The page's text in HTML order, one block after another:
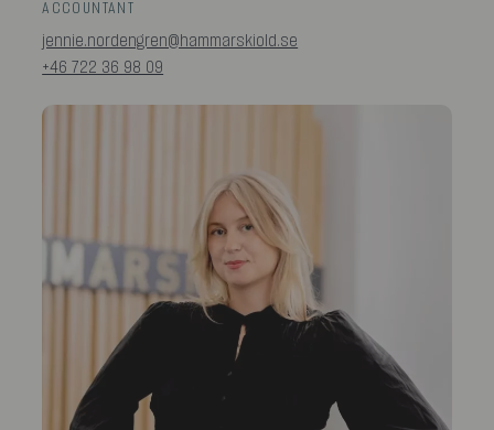
ACCOUNTANT
jennie.nordengren@hammarskiold.se
+46 722 36 98 09